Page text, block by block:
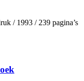
/ 1993 / 239 pagina’s